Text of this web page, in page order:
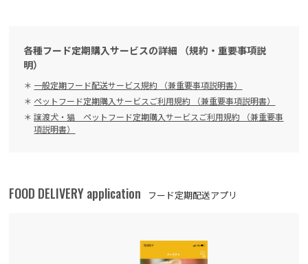
各種フード定期購入サービスの詳細 （規約・重要事項説
明）
一般定期フード配送サービス規約 （兼重要事項説明書）
ペットフード定期購入サービスご利用規約 （兼重要事項説明書）
譲渡犬・猫 ペットフード定期購入サービスご利用規約 （兼重要事
項説明書）
FOOD DELIVERY application フード定期配送アプリ